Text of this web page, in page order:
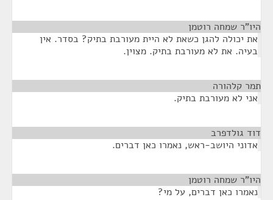
היו"ר שמחה רוטמן
את יכולה להגן כשאת לא היית מעורבת בתיק? בסדר. אין
בעיה. את לא מעורבת בתיק. מצוין.
תמר קלהורה
אני לא מעורבת בתיק.
דוד גולדפרב
אדוני היושב-ראש, נאמרו כאן דברים.
היו"ר שמחה רוטמן
נאמרו כאן דברים, על מי?